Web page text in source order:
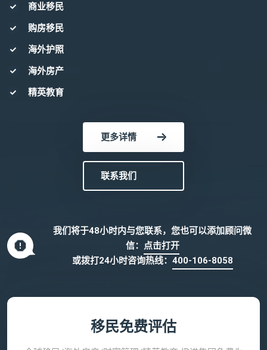
商业移民
购房移民
海外护照
海外房产
精英教育
更多详情
联系我们
我们将于48小时内与您联系，您也可以添加顾问微
信：
点击打开
或拨打24小时咨询热线： 400-106-8058
移民免费评估